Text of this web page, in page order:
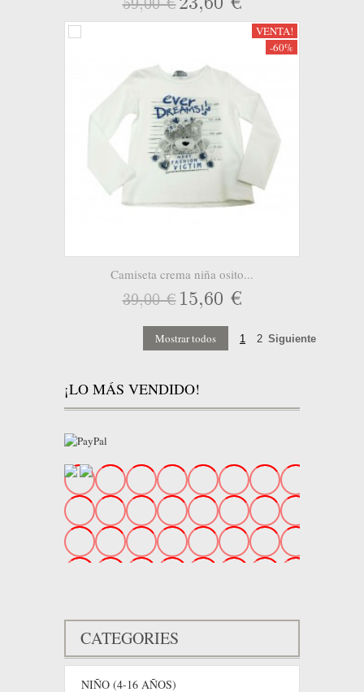
VENTA!
-60%
Camiseta crema niña osito...
39,00 € 15,60 €
1 2 Siguiente
¡LO MÁS VENDIDO!
CATEGORIES
NIÑO (4-16 AÑOS)